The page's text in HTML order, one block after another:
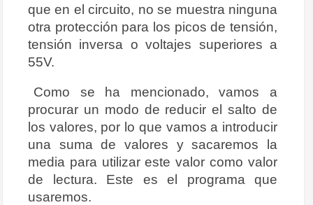
que en el circuito, no se muestra ninguna
otra protección para los picos de tensión,
tensión inversa o voltajes superiores a
55V.
Como se ha mencionado, vamos a
procurar un modo de reducir el salto de
los valores, por lo que vamos a introducir
una suma de valores y sacaremos la
media para utilizar este valor como valor
de lectura. Este es el programa que
usaremos.